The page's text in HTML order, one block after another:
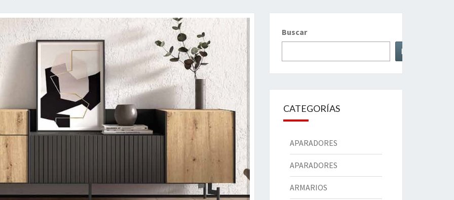
Buscar
Buscar
CATEGORÍAS
APARADORES
APARADORES
ARMARIOS